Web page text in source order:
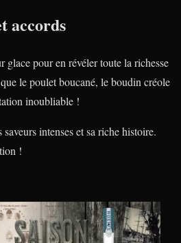
accords
pour en révéler toute la richesse
le poulet boucané, le boudin créole
inoubliable !
intenses et sa riche histoire.
!